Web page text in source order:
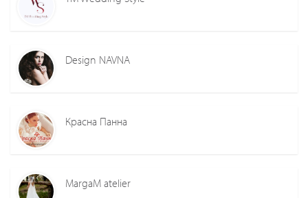
Design NAVNA
Красна Панна
MargaM atelier